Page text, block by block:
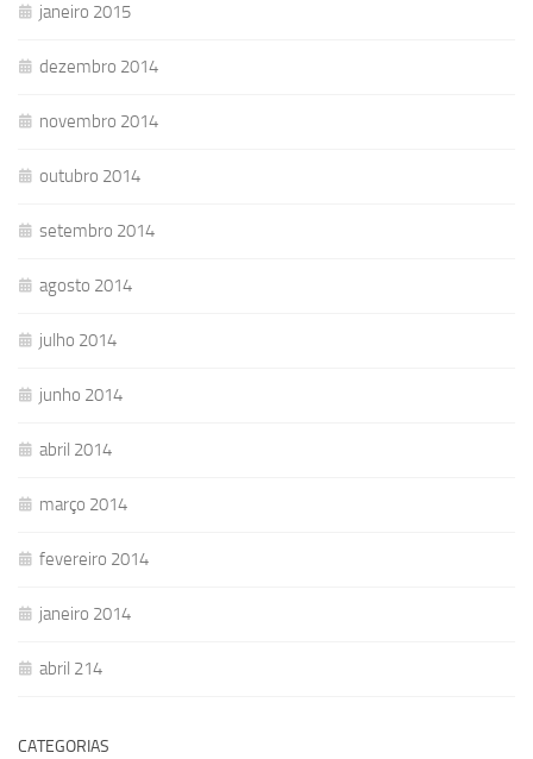
janeiro 2015
dezembro 2014
novembro 2014
outubro 2014
setembro 2014
agosto 2014
julho 2014
junho 2014
abril 2014
março 2014
fevereiro 2014
janeiro 2014
abril 214
CATEGORIAS